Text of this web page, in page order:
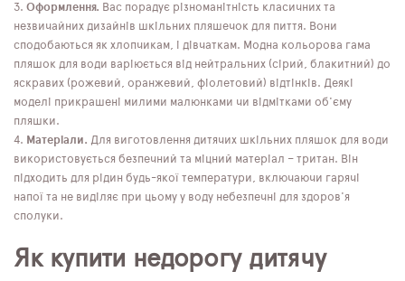
Оформлення. Вас порадує різноманітність класичних та
незвичайних дизайнів шкільних пляшечок для пиття. Вони
сподобаються як хлопчикам, і дівчаткам. Модна кольорова гама
пляшок для води варіюється від нейтральних (сірий, блакитний) до
яскравих (рожевий, оранжевий, фіолетовий) відтінків. Деякі
моделі прикрашені милими малюнками чи відмітками об'єму
пляшки.
Матеріали. Для виготовлення дитячих шкільних пляшок для води
використовується безпечний та міцний матеріал – тритан. Він
підходить для рідин будь-якої температури, включаючи гарячі
напої та не виділяє при цьому у воду небезпечні для здоров'я
сполуки.
Як купити недорогу дитячу